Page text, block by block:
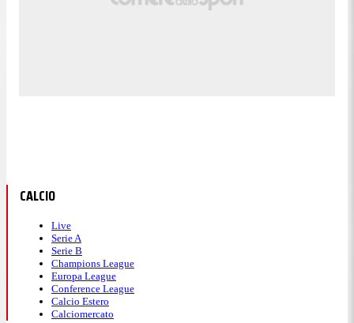
CALCIO
Live
Serie A
Serie B
Champions League
Europa League
Conference League
Calcio Estero
Calciomercato